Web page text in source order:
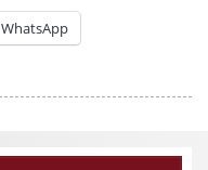
WhatsApp